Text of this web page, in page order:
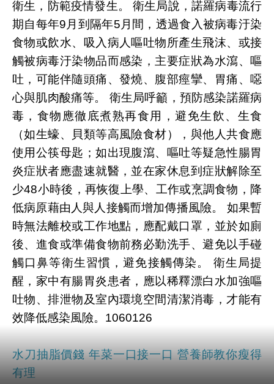
衛生，防範疫情發生。 衛生局說，諾羅病毒流行
期自每年9月到隔年5月間，透過食入被病毒汙染
食物或飲水、吸入病人嘔吐物所產生飛沫、或接
觸被病毒汙染物品而感染，主要症狀為水瀉、嘔
吐，可能伴隨頭痛、發燒、腹部痙攣、胃痛、噁
心與肌肉酸痛等。 衛生局呼籲，預防感染諾羅病
毒，食物應徹底煮熟再食用，避免生飲、生食
（如生蠔、貝類等高風險食材），與他人共食應
使用公筷母匙；如出現腹瀉、嘔吐等疑急性腸胃
炎症狀者應盡速就醫，並在家休息到症狀解除至
少48小時後，再恢復上學、工作或烹調食物，降
低病原藉由人與人接觸而增加傳播風險。 如果暫
時無法離校或工作地點，應配戴口罩，並於如廁
後、進食或準備食物前務必勤洗手、避免以手碰
觸口鼻等衛生習慣，避免接觸傳染。 衛生局提
醒，家中有腸胃炎患者，應以稀釋漂白水加強嘔
吐物、排泄物及室內環境空間清潔消毒，才能有
效降低感染風險。1060126
水刀抽脂價錢 年菜一口接一口 營養師教你瘦得
有理